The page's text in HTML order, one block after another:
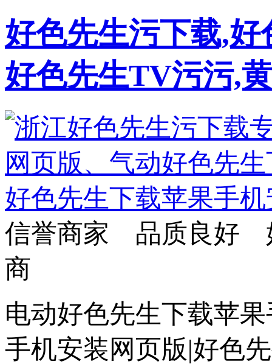
好色先生污下载,
好色先生TV污污,
信誉商家 品质良好
商
电动好色先生下载苹
手机安装网页版|好色